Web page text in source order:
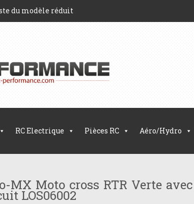
du modèle réduit
RC Electrique Pièces RC Aéro/Hydro
MX Moto cross RTR Verte
LOS06002